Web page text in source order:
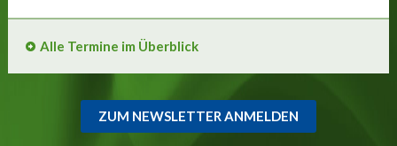
Alle Termine im Überblick
ZUM NEWSLETTER ANMELDEN